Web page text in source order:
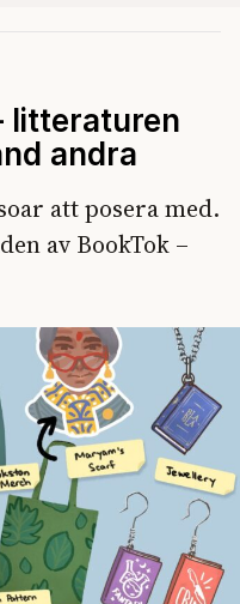
litteraturen
andra
att posera med.
av BookTok –